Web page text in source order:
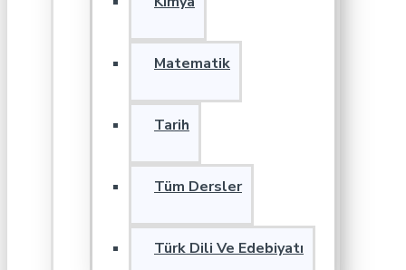
Matematik
Tarih
Tüm Dersler
Türk Dili Ve Edebiyatı